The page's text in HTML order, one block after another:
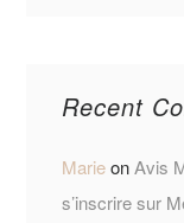
Recent
MarieonAvis
s’inscrire sur